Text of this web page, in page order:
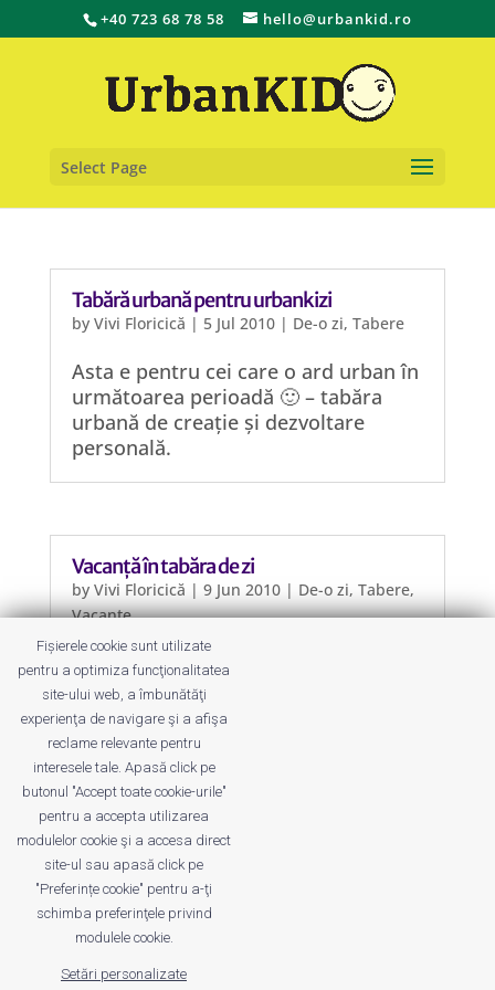
+40 723 68 78 58 hello@urbankid.ro
Select Page
Tabără urbană pentru urbankizi
by Vivi Floricică | 5 Jul 2010| De-o zi, Tabere
Asta e pentru cei care o ard urban în
următoarea perioadă 🙂 – tabăra
urbană de creație și dezvoltare
personală.
Vacanță în tabăra de zi
by Vivi Floricică | 9 Jun 2010| De-o zi, Tabere,
Vacanțe
Nu știți cum vine asta ”tabără de zi”?
Vă spunem noi – e un fel de bar de zi
pentru copii, ca să fim pe înțelesul
tuturor 🙂 .
Despre noi Publicitate
Privacy
© UrbanKID. Proiect dezvoltat de Dana și
Fișierele cookie sunt utilizate
pentru a optimiza funcţionalitatea
site-ului web, a îmbunătăţi
experienţa de navigare şi a afişa
reclame relevante pentru
interesele tale. Apasă click pe
butonul "Accept toate cookie-urile"
pentru a accepta utilizarea
modulelor cookie şi a accesa direct
site-ul sau apasă click pe
"Preferințe cookie" pentru a-ţi
schimba preferinţele privind
modulele cookie.
Setări personalizate